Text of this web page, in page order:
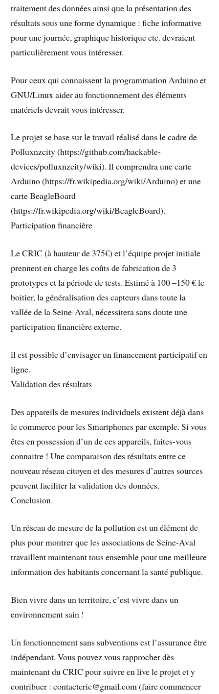
traitement des données ainsi que la présentation des
résultats sous une forme dynamique : fiche informative
pour une journée, graphique historique etc. devraient
particulièrement vous intéresser.
Pour ceux qui connaissent la programmation Arduino et
GNU/Linux aider au fonctionnement des éléments
matériels devrait vous intéresser.
Le projet se base sur le travail réalisé dans le cadre de
Polluxnzcity (https://github.com/hackable-
devices/polluxnzcity/wiki). Il comprendra une carte
Arduino (https://fr.wikipedia.org/wiki/Arduino) et une
carte BeagleBoard
(https://fr.wikipedia.org/wiki/BeagleBoard).
Participation financière
Le CRIC (à hauteur de 375€) et l’équipe projet initiale
prennent en charge les coûts de fabrication de 3
prototypes et la période de tests. Estimé à 100 –150 € le
boitier, la généralisation des capteurs dans toute la
vallée de la Seine-Aval, nécessitera sans doute une
participation financière externe.
ll est possible d’envisager un financement participatif en
ligne.
Validation des résultats
Des appareils de mesures individuels existent déjà dans
le commerce pour les Smartphones par exemple. Si vous
êtes en possession d’un de ces appareils, faites-vous
connaitre ! Une comparaison des résultats entre ce
nouveau réseau citoyen et des mesures d’autres sources
peuvent faciliter la validation des données.
Conclusion
Un réseau de mesure de la pollution est un élément de
plus pour montrer que les associations de Seine-Aval
travaillent maintenant tous ensemble pour une meilleure
information des habitants concernant la santé publique.
Bien vivre dans un territoire, c’est vivre dans un
environnement sain !
Un fonctionnement sans subventions est l’assurance être
indépendant. Vous pouvez vous rapprocher dès
maintenant du CRIC pour suivre en live le projet et y
contribuer : contactcric@gmail.com (faire commencer